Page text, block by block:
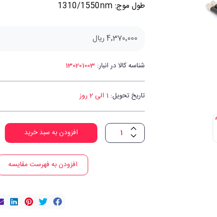
طول موج: 1310/1550nm
4٬370٬000 ریال
شناسه کالا در انبار: 130201003
تاریخ تحویل: 1 الی 2 روز
افزودن به سبد خرید
افزودن به فهرست مقایسه